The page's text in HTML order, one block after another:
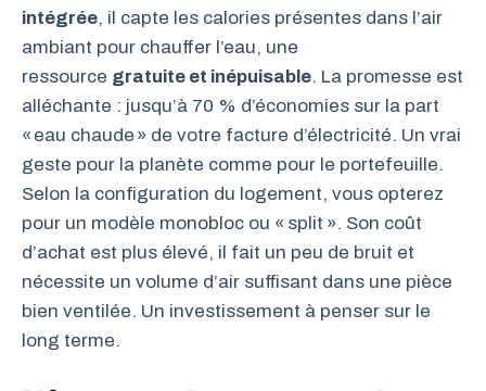
intégrée, il capte les calories présentes dans l’air
ambiant pour chauffer l’eau, une
ressource gratuite et inépuisable. La promesse est
alléchante : jusqu’à 70 % d’économies sur la part
« eau chaude » de votre facture d’électricité. Un vrai
geste pour la planète comme pour le portefeuille.
Selon la configuration du logement, vous opterez
pour un modèle monobloc ou « split ». Son coût
d’achat est plus élevé, il fait un peu de bruit et
nécessite un volume d’air suffisant dans une pièce
bien ventilée. Un investissement à penser sur le
long terme.